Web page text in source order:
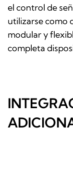
el control de
utilizarse como
modular y
completa